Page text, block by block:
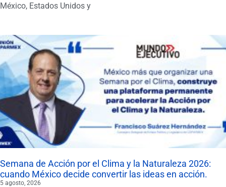
México, Estados Unidos y
Semana de Acción por el Clima y la Naturaleza 2026:
cuando México decide convertir las ideas en acción.
5 agosto, 2026